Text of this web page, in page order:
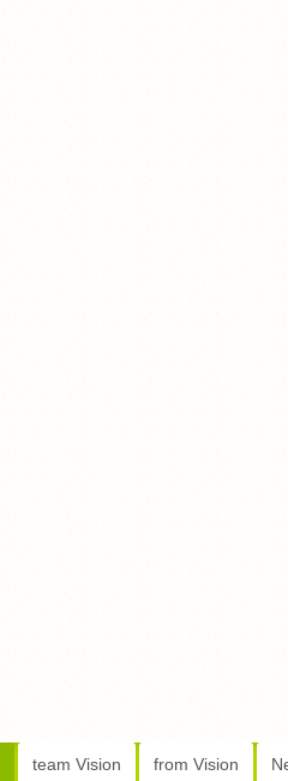
team Vision from Vision